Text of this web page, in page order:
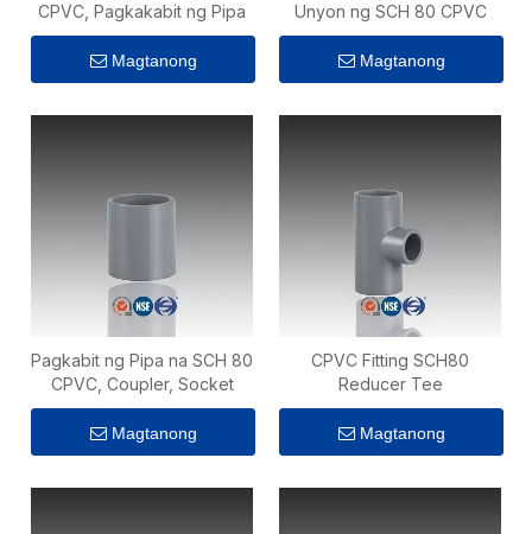
CPVC, Pagkakabit ng Pipa
Magtanong
Unyon ng SCH 80 CPVC
Magtanong
Pagkabit ng Pipa na SCH 80
CPVC, Coupler, Socket
Magtanong
CPVC Fitting SCH80
Reducer Tee
Magtanong